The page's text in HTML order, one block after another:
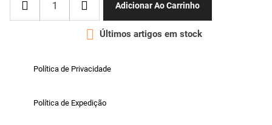
Adicionar Ao Carrinho
 Últimos artigos em stock
Política de Privacidade
Política de Expedição